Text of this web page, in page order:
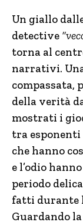
Un giallo
detective
torna al
narrativi.
compassata,
della verità
mostrati i
tra esponenti
che hanno
e l’odio
periodo
fatti durante
Guardando